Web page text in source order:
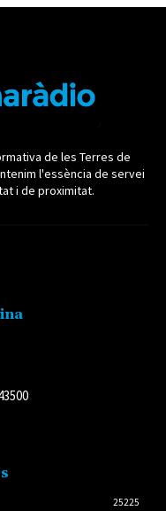
de les Terres de
l'essència de servei
i de proximitat.
25225